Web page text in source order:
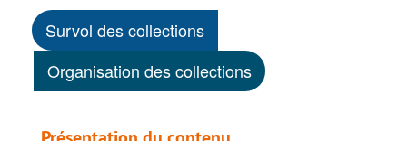
Survol des collections
Organisation des collections